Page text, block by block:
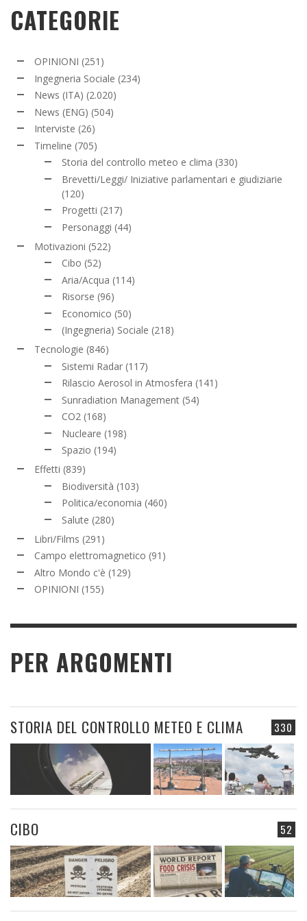
CATEGORIE
OPINIONI (251)
Ingegneria Sociale (234)
News (ITA) (2.020)
News (ENG) (504)
Interviste (26)
Timeline (705)
Storia del controllo meteo e clima (330)
Brevetti/Leggi/ Iniziative parlamentari e giudiziarie
(120)
Progetti (217)
Personaggi (44)
Motivazioni (522)
Cibo (52)
Aria/Acqua (114)
Risorse (96)
Economico (50)
(Ingegneria) Sociale (218)
Tecnologie (846)
Sistemi Radar (117)
Rilascio Aerosol in Atmosfera (141)
Sunradiation Management (54)
CO2 (168)
Nucleare (198)
Spazio (194)
Effetti (839)
Biodiversità (103)
Politica/economia (460)
Salute (280)
Libri/Films (291)
Campo elettromagnetico (91)
Altro Mondo c'è (129)
OPINIONI (155)
PER ARGOMENTI
330
STORIA DEL CONTROLLO METEO E CLIMA
52
CIBO